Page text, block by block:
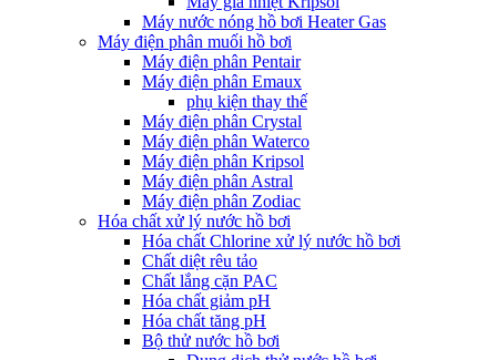
Máy nước nóng hồ bơi Heater Gas
Máy điện phân muối hồ bơi
Máy điện phân Pentair
Máy điện phân Emaux
phụ kiện thay thế
Máy điện phân Crystal
Máy điện phân Waterco
Máy điện phân Kripsol
Máy điện phân Astral
Máy điện phân Zodiac
Hóa chất xử lý nước hồ bơi
Hóa chất Chlorine xử lý nước hồ bơi
Chất diệt rêu tảo
Chất lắng cặn PAC
Hóa chất giảm pH
Hóa chất tăng pH
Bộ thử nước hồ bơi